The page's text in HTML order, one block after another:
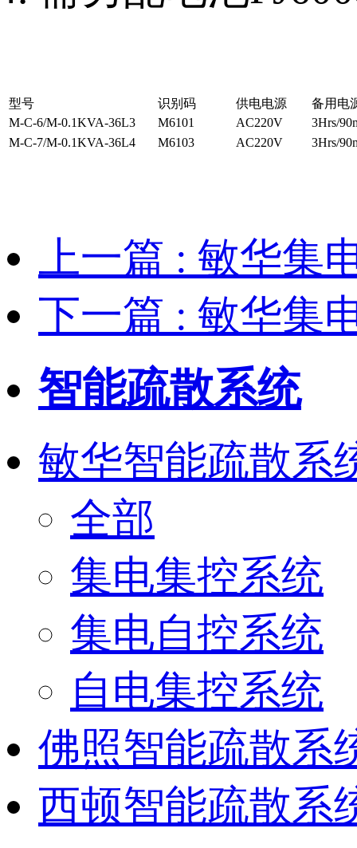
型号 识别码 供电电源
备用电
M-C-6/M-0.1KVA-36L3
M6101 AC220V
3Hrs/
M-C-7/M-0.1KVA-36L4
M6103 AC220V 3Hrs/
上一篇 : 敏华集
下一篇 : 敏华集
智能疏散系统
敏华智能疏散系
全部
集电集控系统
集电自控系统
自电集控系统
佛照智能疏散系
西顿智能疏散系